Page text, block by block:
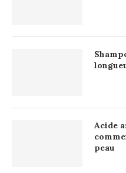
Acide
peau